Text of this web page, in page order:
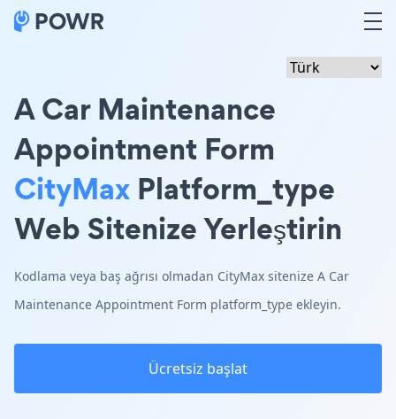
A Car Maintenance
Appointment Form
CityMax Platform_type
Web Sitenize Yerleştirin
Kodlama veya baş ağrısı olmadan CityMax sitenize A Car
Maintenance Appointment Form platform_type ekleyin.
Ücretsiz başlat